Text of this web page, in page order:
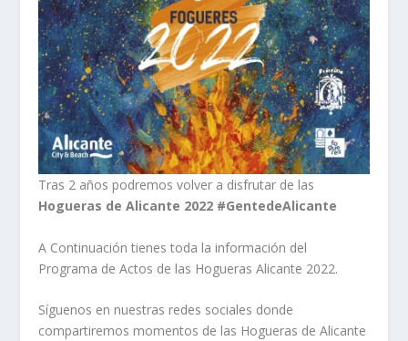
Tras 2 años podremos volver a disfrutar de las
Hogueras de Alicante 2022 #GentedeAlicante
A Continuación tienes toda la información del
Programa de Actos de las Hogueras Alicante 2022.
Síguenos en nuestras redes sociales donde
compartiremos momentos de las Hogueras de Alicante